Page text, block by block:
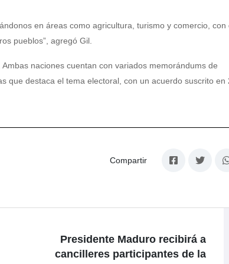
en áreas como agricultura, turismo y comercio, con
pueblos”, agregó Gil.
naciones cuentan con variados memorándums de
destaca el tema electoral, con un acuerdo suscrito en
Compartir
Presidente Maduro recibirá a
cancilleres participantes de la